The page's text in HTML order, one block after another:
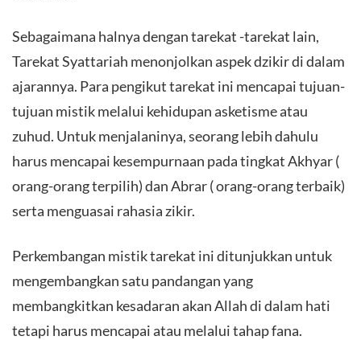
Sebagaimana halnya dengan tarekat -tarekat lain,
Tarekat Syattariah menonjolkan aspek dzikir di dalam
ajarannya. Para pengikut tarekat ini mencapai tujuan-
tujuan mistik melalui kehidupan asketisme atau
zuhud. Untuk menjalaninya, seorang lebih dahulu
harus mencapai kesempurnaan pada tingkat Akhyar (
orang-orang terpilih) dan Abrar ( orang-orang terbaik)
serta menguasai rahasia zikir.
Perkembangan mistik tarekat ini ditunjukkan untuk
mengembangkan satu pandangan yang
membangkitkan kesadaran akan Allah di dalam hati
tetapi harus mencapai atau melalui tahap fana.